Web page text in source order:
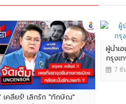
เคลียร์! เลิกรัก "ทักษิณ"
ผู้นำเ
กรุงเ
7 ธั